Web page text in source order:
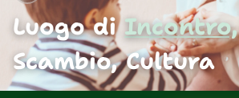
Luogo diIncontro,
Scambio, Cultura